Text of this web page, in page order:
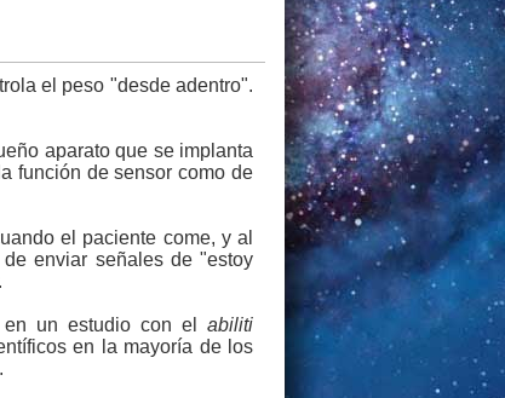
el peso "desde adentro".
aparato que se implanta
función de sensor como de
el paciente come, y al
enviar señales de "estoy
en un estudio con el abiliti
en la mayoría de los